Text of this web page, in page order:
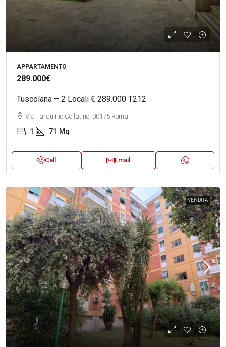
APPARTAMENTO
289.000€
Tuscolana – 2 Locali € 289.000 T212
Via Tarquinio Collatino, 00175 Roma
1 71 Mq
Call Email
VENDITA